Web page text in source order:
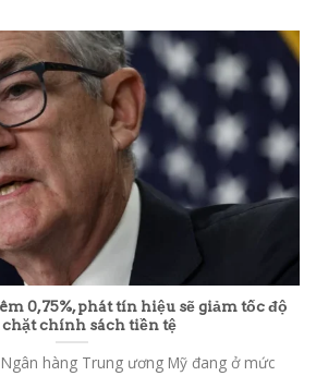
0,75%, phát tín hiệu sẽ giảm tốc độ
chính sách tiền tệ
hàng Trung ương Mỹ đang ở mức